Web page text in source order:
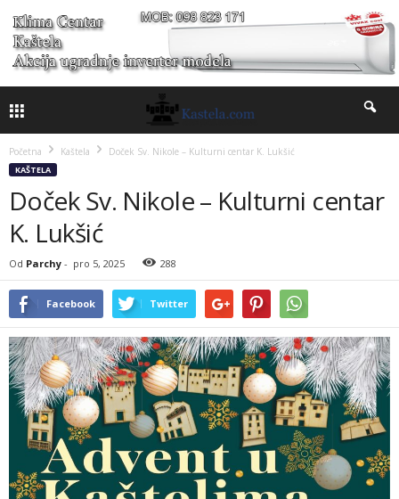
Početna Kaštela Doček Sv. Nikole – Kulturni centar K. Lukšić
KAŠTELA
Doček Sv. Nikole – Kulturni centar
K. Lukšić
Od Parchy - pro 5, 2025 288
Facebook Twitter